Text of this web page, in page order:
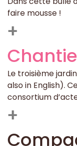
faire mousse !
+
Le troisième
also in English).
consortium
+